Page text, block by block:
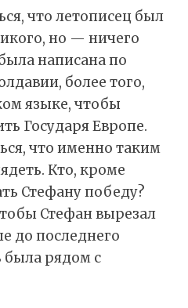
что летописец был
но — ничего
написана по
более того,
языке, чтобы
Государя Европе.
что именно таким
Кто, кроме
Стефану победу?
Стефан вырезал
до последнего
была рядом с